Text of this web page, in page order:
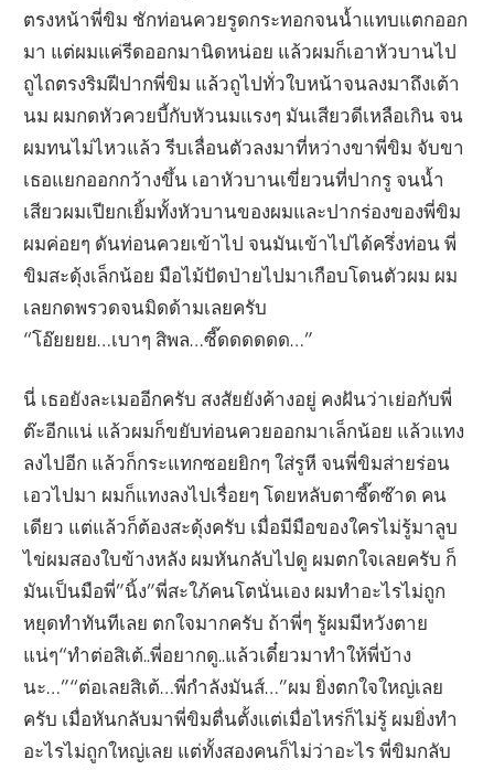
ตรงหน้าพี่ขิม ชักท่อนควยรูดกระทอกจนน้ำแทบแตกออก
มา แต่ผมแค่รีดออกมานิดหน่อย แล้วผมก็เอาหัวบานไป
ถูไถตรงริมฝีปากพี่ขิม แล้วถูไปทั่วใบหน้าจนลงมาถึงเต้า
นม ผมกดหัวควยบี้กับหัวนมแรงๆ มันเสียวดีเหลือเกิน จน
ผมทนไม่ไหวแล้ว รีบเลื่อนตัวลงมาที่หว่างขาพี่ขิม จับขา
เธอแยกออกกว้างขึ้น เอาหัวบานเขี่ยวนที่ปากรู จนน้ำ
เสียวผมเปียกเยิ้มทั้งหัวบานของผมและปากร่องของพี่ขิม
ผมค่อยๆ ดันท่อนควยเข้าไป จนมันเข้าไปได้ครึ่งท่อน พี่
ขิมสะดุ้งเล็กน้อย มือไม้ปัดป่ายไปมาเกือบโดนตัวผม ผม
เลยกดพรวดจนมิดด้ามเลยครับ
“โอ๊ยยยย…เบาๆ สิพล…ซี๊ดดดดดด…”
นี่ เธอยังละเมออีกครับ สงสัยยังค้างอยู่ คงฝันว่าเย่อกับพี่
ต๊ะอีกแน่ แล้วผมก็ขยับท่อนควยออกมาเล็กน้อย แล้วแทง
ลงไปอีก แล้วก็กระแทกซอยยิกๆ ใส่รูหี จนพี่ขิมส่ายร่อน
เอวไปมา ผมก็แทงลงไปเรื่อยๆ โดยหลับตาซี๊ดซ๊าด คน
เดียว แต่แล้วก็ต้องสะดุ้งครับ เมื่อมีมือของใครไม่รู้มาลูบ
ไข่ผมสองใบข้างหลัง ผมหันกลับไปดู ผมตกใจเลยครับ ก็
มันเป็นมือพี่”นิ้ง”พี่สะใภ้คนโตนั่นเอง ผมทำอะไรไม่ถูก
หยุดทำทันทีเลย ตกใจมากครับ ถ้าพี่ๆ รู้ผมมีหวังตาย
แน่ๆ“ทำต่อสิเต้..พี่อยากดู..แล้วเดี๋ยวมาทำให้พี่บ้าง
นะ…”“ต่อเลยสิเต้…พี่กำลังมันส์…”ผม ยิ่งตกใจใหญ่เลย
ครับ เมื่อหันกลับมาพี่ขิมตื่นตั้งแต่เมื่อไหร่ก็ไม่รู้ ผมยิ่งทำ
อะไรไม่ถูกใหญ่เลย แต่ทั้งสองคนก็ไม่ว่าอะไร พี่ขิมกลับ